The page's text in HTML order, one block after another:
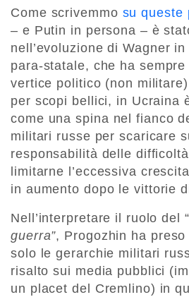
Come scrivemmo su queste
– e Putin in persona – è
nell’evoluzione di Wagner in
para-statale, che ha sempre
vertice politico (non
per scopi bellici, in Ucraina
come una spina nel fianco
militari russe per scaricare
responsabilità delle
limitarne l’eccessiva
in aumento dopo le vittorie
Nell’interpretare il ruolo del “
guerra”, Progozhin ha
solo le gerarchie militari
risalto sui media pubblici
un placet del Cremlino) in